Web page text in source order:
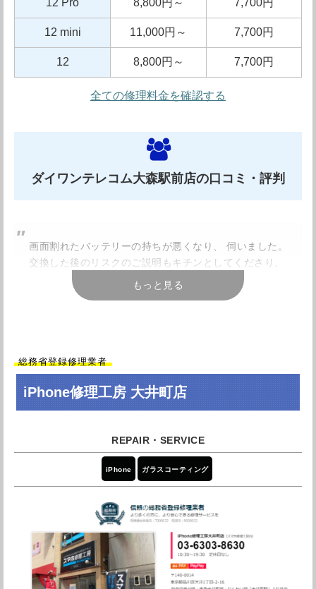
12 Pro 8,800円～ 7,700円
12 mini 11,000円～ 7,700円
12 8,800円～ 7,700円
全ての修理料金を確認する
ダイワンテレコム大森駅前店の口コミ・評判
画面割れたバッテリーの持ちが悪くなり、 伺いました。
交換した後のリスクのご説明もキチンとしてくださり、
安心でした。 あっという間に、新品のようになって、ビ
です。 今度は大切に使います。 ありがとうござ
以前付き添いで来店しただけなのに覚えていただいてま
引用元：
駅近でアクセスが最高です。対応も的確な上に迅速でし
た。店員さんの対応も素晴らしかったです。また何かあ
ればお願いしたいです！
引用元：
もっと見る
iPhone修理工房 大井町店
総務省登録修理業者
iPhone ガラスコーティング